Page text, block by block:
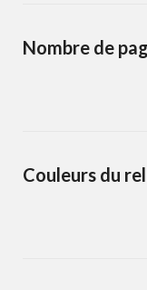
Nombre de
Couleurs du